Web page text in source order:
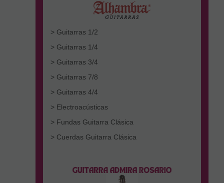
> Guitarras 1/2
> Guitarras 1/4
> Guitarras 3/4
> Guitarras 7/8
> Guitarras 4/4
> Electroacústicas
> Fundas Guitarra Clásica
> Cuerdas Guitarra Clásica